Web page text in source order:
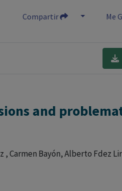
Compartir Me
and
, Carmen Bayón, Alberto Fdez